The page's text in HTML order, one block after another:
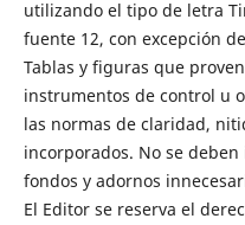
utilizando el tipo de letra
fuente 12, con excepción
Tablas y figuras que
instrumentos de control u
las normas de claridad,
incorporados. No se
fondos y adornos
El Editor se reserva el